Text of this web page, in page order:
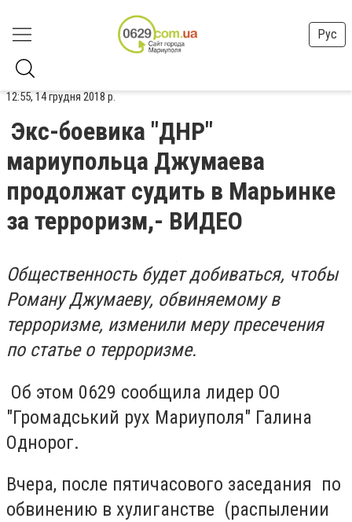
Рус
12:55, 14 грудня 2018 р.
Экс-боевика "ДНР"
мариупольца Джумаева
продолжат судить в Марьинке
за терроризм,- ВИДЕО
Общественность будет добиваться, чтобы
Роману Джумаеву, обвиняемому в
терроризме, изменили меру пресечения
по статье о терроризме.
Об этом 0629 сообщила лидер ОО
"Громадський рух Мариуполя" Галина
Однорог.
Вчера, после пятичасового заседания по
обвинению в хулиганстве (распылении